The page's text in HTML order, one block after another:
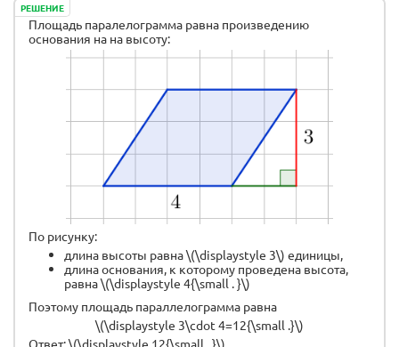
РЕШЕНИЕ
Площадь паралелограмма равна произведению
основания на на высоту:
По рисунку:
длина высоты равна \(\displaystyle 3\) единицы,
длина основания, к которому проведена высота,
равна \(\displaystyle 4{\small . }\)
Поэтому площадь параллелограмма равна
\(\displaystyle 3\cdot 4=12{\small .}\)